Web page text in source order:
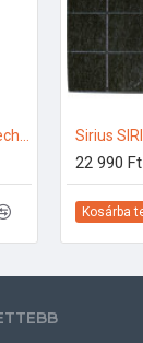
22 990 Ft
Kosárba